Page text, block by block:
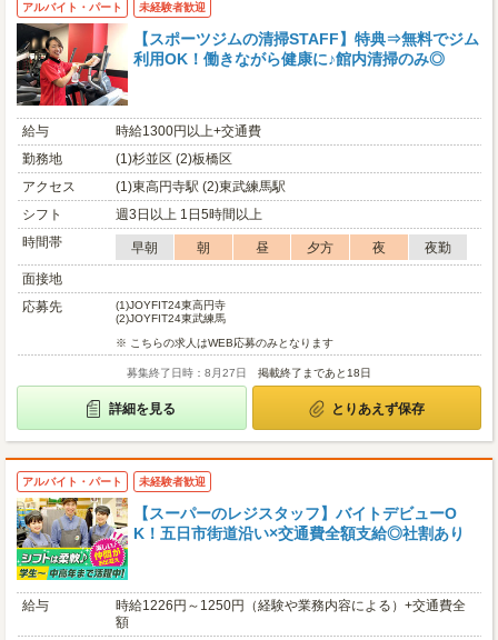
アルバイト・パート 未経験者歓迎
【スポーツジムの清掃STAFF】特典⇒無料でジム
利用OK！働きながら健康に♪館内清掃のみ◎
給与
時給1300円以上+交通費
勤務地
(1)杉並区 (2)板橋区
アクセス
(1)東高円寺駅 (2)東武練馬駅
シフト
週3日以上 1日5時間以上
時間帯
早朝 朝 昼 夕方 夜
夜勤
面接地
応募先
(1)JOYFIT24東高円寺
(2)JOYFIT24東武練馬
※ こちらの求人はWEB応募のみとなります
募集終了日時：8月27日 掲載終了まであと18日
詳細を見る とりあえず保存
アルバイト・パート 未経験者歓迎
【スーパーのレジスタッフ】バイトデビューO
K！五日市街道沿い×交通費全額支給◎社割あり
給与
時給1226円～1250円（経験や業務内容による）+交通費全
額